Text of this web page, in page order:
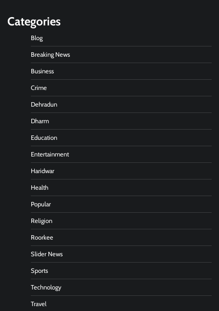
Categories
Blog
Breaking News
Business
Crime
Dehradun
Dharm
Education
Entertainment
Haridwar
Health
Popular
Religion
Roorkee
Slider News
Sports
Technology
Travel